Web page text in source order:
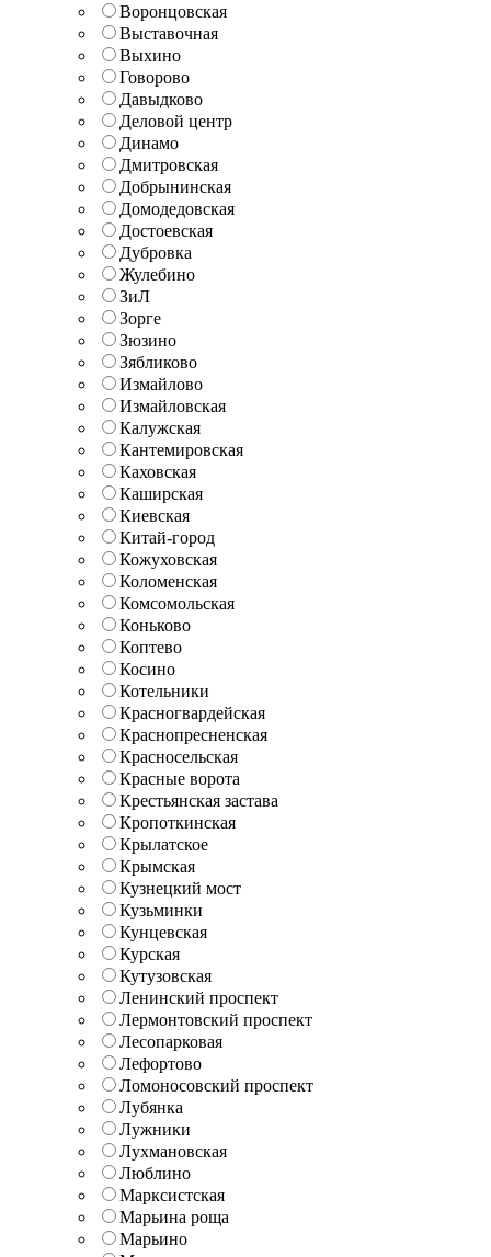
Воронцовская
Выставочная
Выхино
Говорово
Давыдково
Деловой центр
Динамо
Дмитровская
Добрынинская
Домодедовская
Достоевская
Дубровка
Жулебино
ЗиЛ
Зорге
Зюзино
Зябликово
Измайлово
Измайловская
Калужская
Кантемировская
Каховская
Каширская
Киевская
Китай-город
Кожуховская
Коломенская
Комсомольская
Коньково
Коптево
Косино
Котельники
Красногвардейская
Краснопресненская
Красносельская
Красные ворота
Крестьянская застава
Кропоткинская
Крылатское
Крымская
Кузнецкий мост
Кузьминки
Кунцевская
Курская
Кутузовская
Ленинский проспект
Лермонтовский проспект
Лесопарковая
Лефортово
Ломоносовский проспект
Лубянка
Лужники
Лухмановская
Люблино
Марксистская
Марьина роща
Марьино